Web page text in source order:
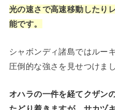
光の速さで高速移動したり
能です。
シャボンディ諸島ではルー
圧倒的な強さを見せつけまし
オハラの一件を経てクザン